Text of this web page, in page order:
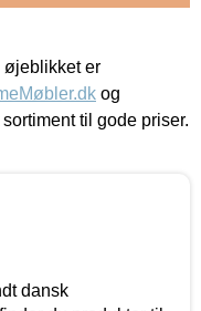
er
og
til gode priser.
dansk